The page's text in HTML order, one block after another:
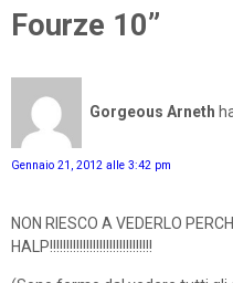
Fourze 10”
Gorgeous Arneth
Gennaio 21, 2012 alle 3:42 pm
NON RIESCO A VEDERLO
HALP!!!!!!!!!!!!!!!!!!!!!!!!!!!!!!!